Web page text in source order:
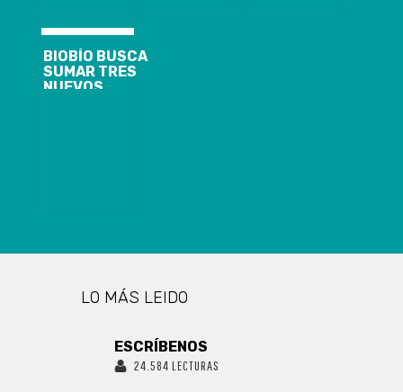
BIOBÍO BUSCA
SUMAR TRES
NUEVOS
LO MÁS LEIDO
ESCRÍBENOS
24.584 LECTURAS